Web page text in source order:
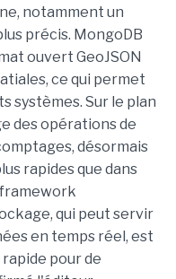
notamment un
précis. MongoDB
ouvert GeoJSON
ce qui permet
systèmes. Sur le plan
des opérations de
désormais
rapides que dans
qui peut servir
en temps réel, est
pour de